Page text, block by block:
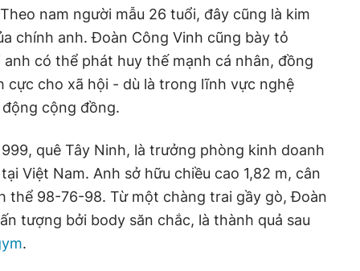
nam người mẫu 26 tuổi, đây cũng là kim
chính anh. Đoàn Công Vinh cũng bày tỏ
có thể phát huy thế mạnh cá nhân, đồng
cực cho xã hội - dù là trong lĩnh vực nghệ
cộng đồng.
quê Tây Ninh, là trưởng phòng kinh doanh
Việt Nam. Anh sở hữu chiều cao 1,82 m, cân
thể 98-76-98. Từ một chàng trai gầy gò, Đoàn
tượng bởi body săn chắc, là thành quả sau
.